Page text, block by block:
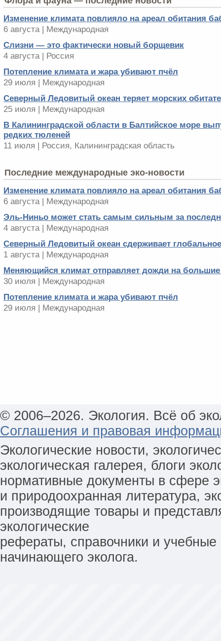
Изменение климата повлияло на ареал обитания
6 августа | Международная
Слизни — это фактически новый борщевик
4 августа | Россия
Потепление климата и жара убивают пчёл
29 июля | Международная
Северный Ледовитый океан теряет морских
25 июля | Международная
В Калининградской области в Балтийское море
редких тюленей
11 июля | Россия, Калининградская область
Последние международные эко-новости
Изменение климата повлияло на ареал обитания
6 августа | Международная
Эль-Ниньо может стать самым сильным за
4 августа | Международная
Северный Ледовитый океан сдерживает
1 августа | Международная
Меняющийся климат отправляет дожди на большие
30 июля | Международная
Потепление климата и жара убивают пчёл
29 июля | Международная
© 2006–2026. Экология. Всё об
Соглашения и правовая
Экологические новости,
экологическая галерея, блоги
нормативные документы в сфере
и природоохранная литература,
производящие товары и
экологические
рефераты, справочники и
начинающего эколога.